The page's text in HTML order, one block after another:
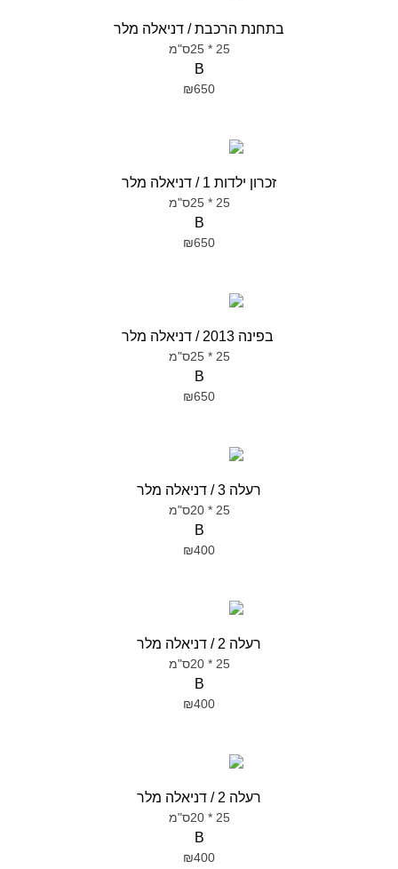
בתחנת הרכבת / דניאלה מלר
25 * 25ס"מ
B
₪650
זכרון ילדות 1 / דניאלה מלר
25 * 25ס"מ
B
₪650
בפינה 2013 / דניאלה מלר
25 * 25ס"מ
B
₪650
רעלה 3 / דניאלה מלר
25 * 20ס"מ
B
₪400
רעלה 2 / דניאלה מלר
25 * 20ס"מ
B
₪400
רעלה 2 / דניאלה מלר
25 * 20ס"מ
B
₪400